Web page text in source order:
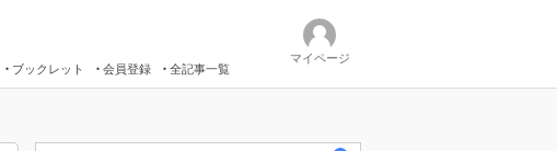
ブックレット 会員登録 全記事一覧
マイページ